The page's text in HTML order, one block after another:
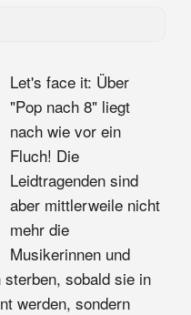
Let's face it: Über
"Pop nach 8" liegt
nach wie vor ein
Fluch! Die
Leidtragenden sind
aber mittlerweile nicht
mehr die
Musikerinnen und
sobald sie in
werden, sondern